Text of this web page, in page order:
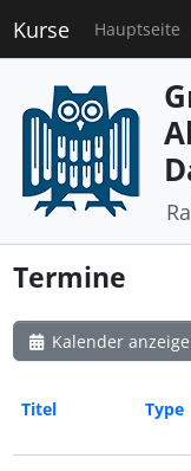
Kurse Hauptseite
Termine
Kalender
Titel Type